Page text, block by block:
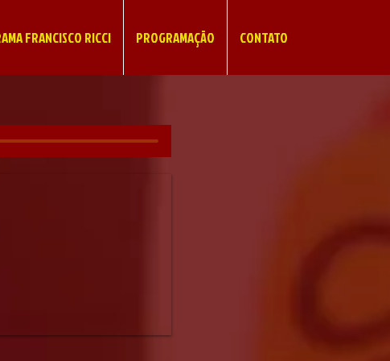
FRANCISCO RICCI PROGRAMAÇÃO CONTATO